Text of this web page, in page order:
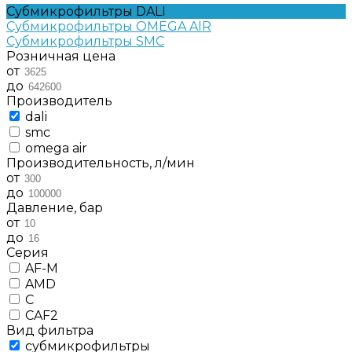
Субмикрофильтры DALI
Субмикрофильтры OMEGA AIR
Субмикрофильтры SMC
Розничная цена
от
до
Производитель
dali
smc
omega air
Производительность, л/мин
от
до
Давление, бар
от
до
Серия
AF-М
AMD
C
CAF2
Вид фильтра
субмикрофильтры